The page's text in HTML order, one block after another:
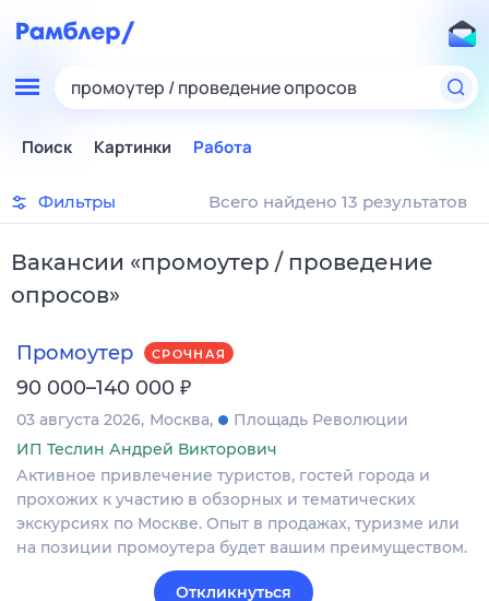
промоутер / проведение опросов
Поиск Картинки Работа
Фильтры Всего найдено 13 результатов
Вакансии «промоутер / проведение
опросов»
Промоутер СРОЧНАЯ
90 000–140 000 ₽
03 августа 2026 Москва
Площадь Революции
ИП Теслин Андрей Викторович
Активное привлечение туристов, гостей города и
прохожих к участию в обзорных и тематических
экскурсиях по Москве. Опыт в продажах, туризме или
на позиции промоутера будет вашим преимуществом.
Откликнуться